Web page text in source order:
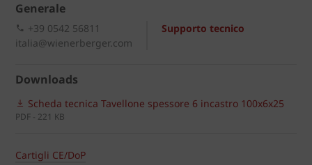
Generale
Supporto tecnico
+39 0542 56811
italia@wienerberger.com
Downloads
Scheda tecnica Tavellone spessore 6 incastro 100x6x25
PDF - 221 KB
Cartigli CE/DoP